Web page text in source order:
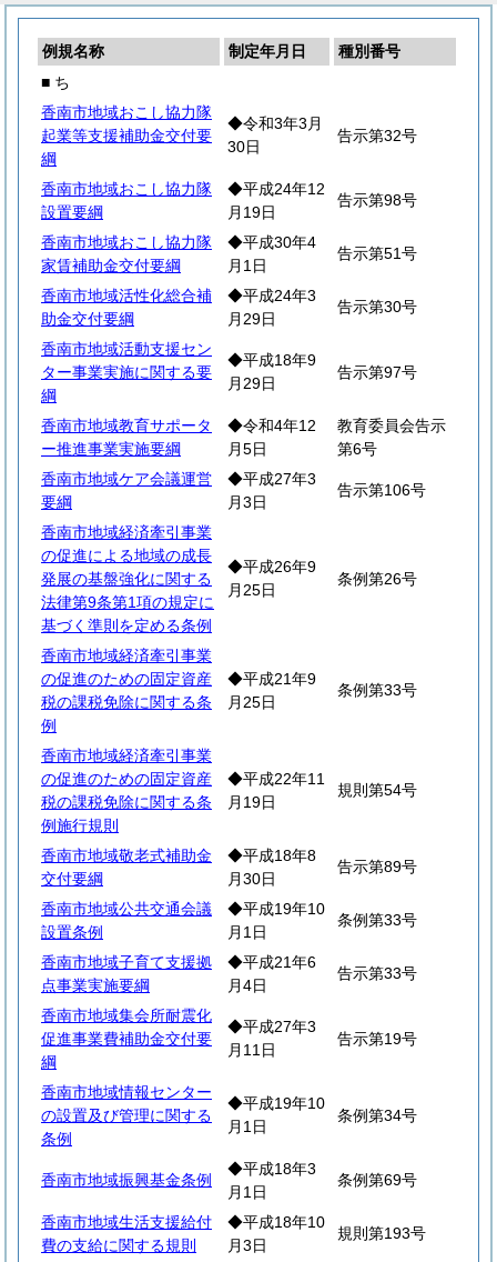
例規名称 制定年月日
種別番号
■ ち
香南市地域おこし協力隊
起業等支援補助金交付要
綱
◆令和3年3月
30日
告示第32号
香南市地域おこし協力隊
設置要綱
◆平成24年12
月19日
告示第98号
香南市地域おこし協力隊
家賃補助金交付要綱
◆平成30年4
月1日
告示第51号
香南市地域活性化総合補
助金交付要綱
◆平成24年3
月29日
告示第30号
香南市地域活動支援セン
ター事業実施に関する要
綱
◆平成18年9
月29日
告示第97号
香南市地域教育サポータ
ー推進事業実施要綱
◆令和4年12
月5日
教育委員会告示
第6号
香南市地域ケア会議運営
要綱
◆平成27年3
月3日
告示第106号
香南市地域経済牽引事業
の促進による地域の成長
発展の基盤強化に関する
法律第9条第1項の規定に
基づく準則を定める条例
◆平成26年9
月25日
条例第26号
香南市地域経済牽引事業
の促進のための固定資産
税の課税免除に関する条
例
◆平成21年9
月25日
条例第33号
香南市地域経済牽引事業
の促進のための固定資産
税の課税免除に関する条
例施行規則
◆平成22年11
月19日
規則第54号
香南市地域敬老式補助金
交付要綱
◆平成18年8
月30日
告示第89号
香南市地域公共交通会議
設置条例
◆平成19年10
月1日
条例第33号
香南市地域子育て支援拠
点事業実施要綱
◆平成21年6
月4日
告示第33号
香南市地域集会所耐震化
促進事業費補助金交付要
綱
◆平成27年3
月11日
告示第19号
香南市地域情報センター
の設置及び管理に関する
条例
◆平成19年10
月1日
条例第34号
香南市地域振興基金条例
◆平成18年3
月1日
条例第69号
香南市地域生活支援給付
費の支給に関する規則
◆平成18年10
月3日
規則第193号